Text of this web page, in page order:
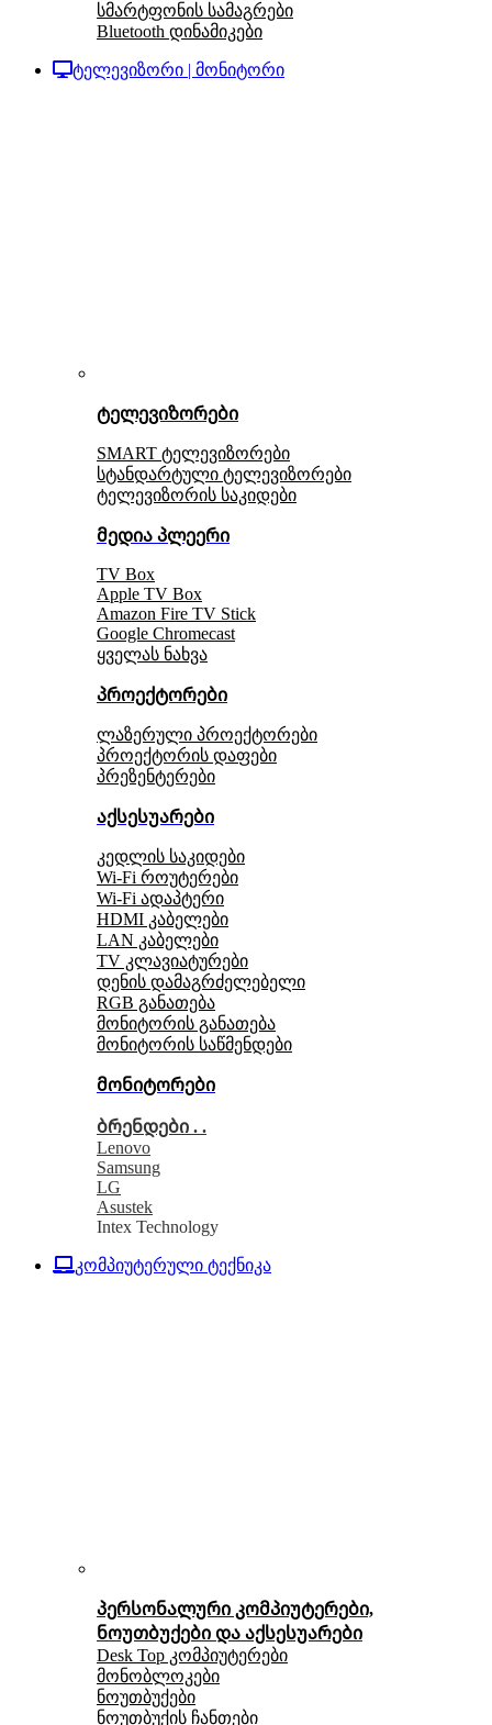
სმარტფონის სამაგრები
Bluetooth დინამიკები
ტელევიზორი | მონიტორი
ტელევიზორები
SMART ტელევიზორები
სტანდარტული ტელევიზორები
ტელევიზორის საკიდები
მედია პლეერი
TV Box
Apple TV Box
Amazon Fire TV Stick
Google Chromecast
ყველას ნახვა
პროექტორები
ლაზერული პროექტორები
პროექტორის დაფები
პრეზენტერები
აქსესუარები
კედლის საკიდები
Wi-Fi როუტერები
Wi-Fi ადაპტერი
HDMI კაბელები
LAN კაბელები
TV კლავიატურები
დენის დამაგრძელებელი
RGB განათება
მონიტორის განათება
მონიტორის საწმენდები
მონიტორები
ბრენდები . .
Lenovo
Samsung
LG
Asustek
Intex Technology
კომპიუტერული ტექნიკა
პერსონალური კომპიუტერები,
ნოუთბუქები და აქსესუარები
Desk Top კომპიუტერები
მონობლოკები
ნოუთბუქები
ნოუთბუქის ჩანთები